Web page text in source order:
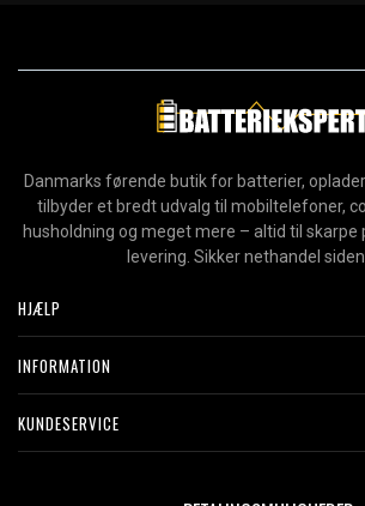
Danmarks førende butik for batterier,
tilbyder et bredt udvalg til mobiltelefoner,
husholdning og meget mere – altid til skarpe
levering. Sikker nethandel
HJÆLP
INFORMATION
KUNDESERVICE